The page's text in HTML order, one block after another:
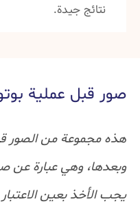
نتائج جيدة.
صور قبل عملية
هذه مجموعة من الصور
وبعدها، وهي عبارة عن
يجب الأخذ بعين